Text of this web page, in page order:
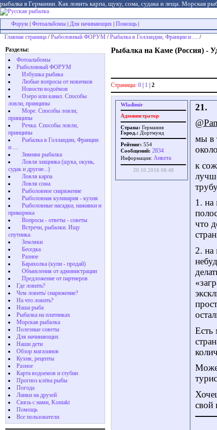
рыбалка в Германии. Как ловить карпа, щуку, сома, судака и леща. Морская
Форум Фотоальбомы Для начинающих Помощь
Главная страница /Рыболовный ФОРУМ /Рыбалка в Голландии, Франции и .... /
Разделы:
Фотоальбомы
Рыболовный ФОРУМ
Избушка рыбака
Любые вопросы от новичков
Новости водоёмов
Озеро или канал. Способы
ловли, принципы
Море. Способы ловли,
принципы
Речка. Способы ловли,
принципы
Рыбалка в Голландии, Франции
и ....
Зимняя рыбалка
Ловля хищника (щука, окунь,
судак и другие...)
Ловля карпа
Ловля сома
Рыболовное снаряжение
Рыболовная кулинария - кухня
Рыболовные насадки, наживки и
прикормка
Вопросы - ответы - советы
Встречи, рыбалки. Ищу
спутника.
Земляки
Беседка
Разное
Барахолка (купи - продай)
Объявления от администрации
Предложение от партнеров
Где ловить?
Чем ловить/ снаряжение?
На что ловить?
Наша рыба
Рыбалка на платниках
Морская рыбалка
Полезные советы
Для начинающих
Наши дети
Обзор магазинов
Кухня, рецепты
Разное
Карта водоемов и глубин
Прогноз клёва рыбы
Погода
Линки на друзей
Связь с нами, Kontakt
Помощь
Все пользователи
Рыбалка на Каме (Россия) -
Страницы: 0 | 1 | 2
Wladimir
Администратор
Страна: Германия
Город.: Дортмунд
Рейтинг: 554
Сообщений: 2834
Информация: Aнкета
20.10.2016 08:48
21.
мы в
к
1. на
что
2. на
Есть
свой